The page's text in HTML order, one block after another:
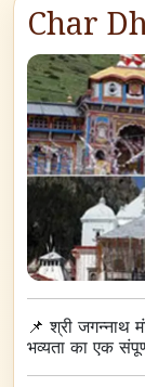
Char
📌श्री जगन्नाथ
भव्यता का एक